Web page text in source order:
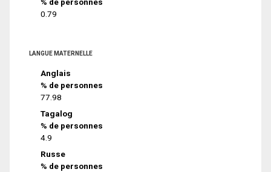
0.79
LANGUE MATERNELLE
Anglais
% de personnes
77.98
Tagalog
% de personnes
4.9
Russe
% de personnes